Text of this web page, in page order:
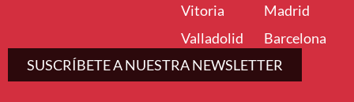
Vitoria
Valladolid
Madrid
Barcelona
SUSCRÍBETE A NUESTRA NEWSLETTER